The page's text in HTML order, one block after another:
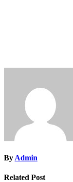
ByAdmin
Related Post